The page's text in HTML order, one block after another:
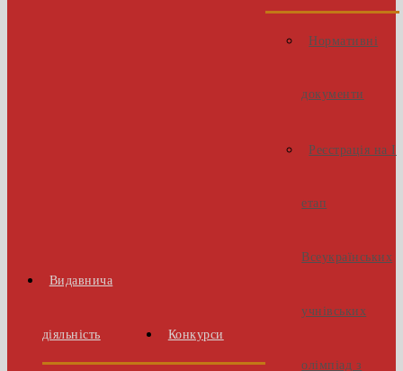
Видавнича
діяльність Конкурси
Нормативні
документи
Реєстрація на І
етап
Всеукраїнських
учнівських
олімпіад з